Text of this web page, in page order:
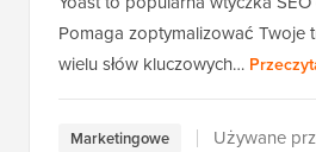
Pomaga zoptymalizować Twoje
wielu słów kluczowych…
Marketingowe